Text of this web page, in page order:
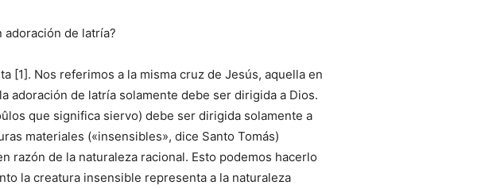
adoración de latría?
[1]. Nos referimos a la misma cruz de Jesús, aquella en
adoración de latría solamente debe ser dirigida a Dios.
que significa siervo) debe ser dirigida solamente a
materiales («insensibles», dice Santo Tomás)
razón de la naturaleza racional. Esto podemos hacerlo
la creatura insensible representa a la naturaleza